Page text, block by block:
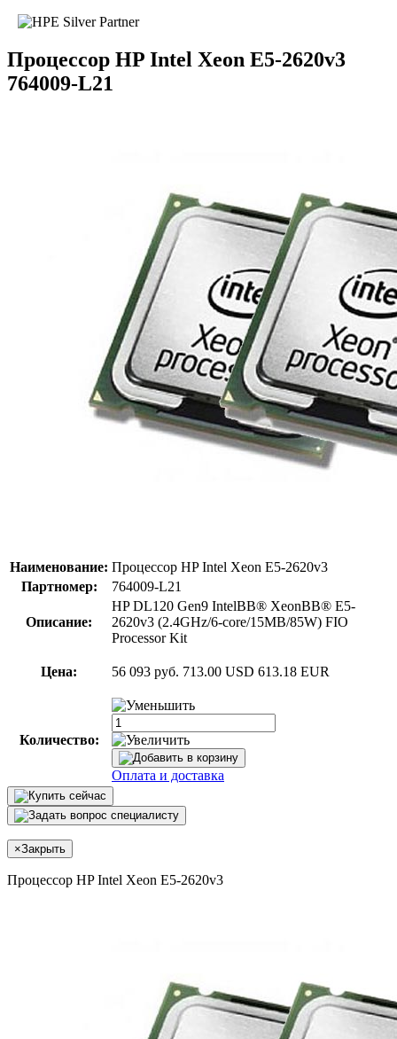
Процессор HP Intel Xeon E5-2620v3
764009-L21
Наименование: Процессор HP Intel Xeon E5-2620v3
Партномер:
764009-L21
Описание:
HP DL120 Gen9 IntelВВ® XeonВВ® E5-
2620v3 (2.4GHz/6-core/15MB/85W) FIO
Processor Kit
Цена: 56 093 руб. 713.00 USD 613.18 EUR
Количество:
Оплата и доставка
×Закрыть
Процессор HP Intel Xeon E5-2620v3